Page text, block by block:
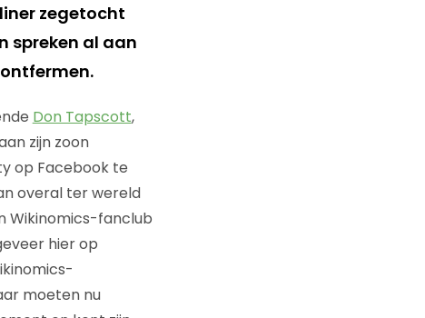
zegetocht
spreken al aan
Don Tapscott,
zijn zoon
op Facebook te
overal ter wereld
Wikinomics-fanclub
hier op
moeten nu